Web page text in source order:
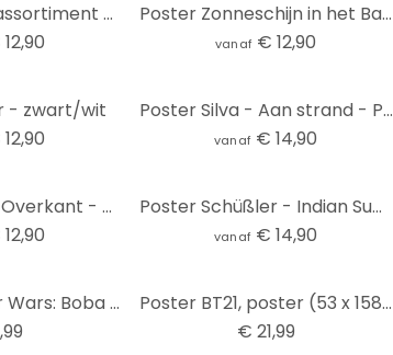
Poster Kruidenassortiment 01 - Panorama Poster Zonneschijn in het Bamboebos - Panorama
vanaf € 12,90
- zwart/wit Poster Silva - Aan strand - Panorama
vanaf € 14,90
Poster Naar de Overkant - Panorama Poster Schüßler - Indian Summer - Panorama
vanaf € 14,90
Filmaffiche Star Wars: Boba Fett, poster (53 x 158 cm)
Poster BT21, poster (53 x 158 cm)
€ 21,99